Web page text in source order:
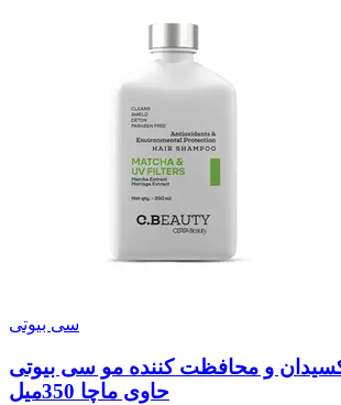
سی بیوتی
و محافظت کننده مو سی بیوتی
حاوی ماچا 350میل